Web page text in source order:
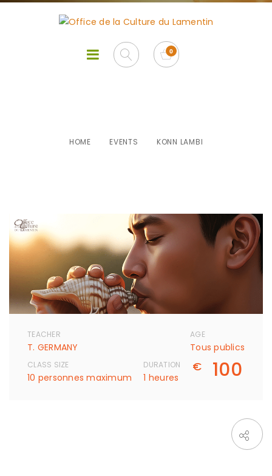
HOME EVENTS KONN LAMBI
TEACHER
T. GERMANY
AGE
Tous publics
CLASS SIZE
10 personnes maximum
DURATION
1 heures
€ 100